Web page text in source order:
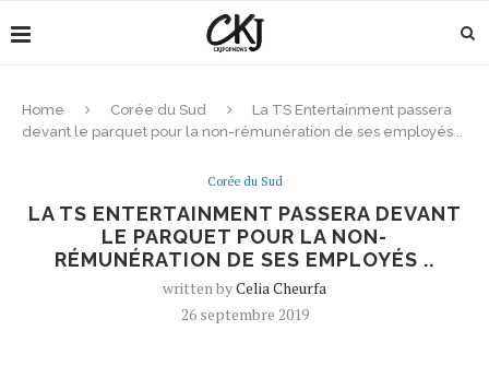
Home Corée du Sud
La TS Entertainment passera
devant le parquet pour la non-rémunération de ses employés ..
Corée du Sud
LA TS ENTERTAINMENT PASSERA DEVANT
LE PARQUET POUR LA NON-
RÉMUNÉRATION DE SES EMPLOYÉS ..
written byCelia Cheurfa
26 septembre 2019